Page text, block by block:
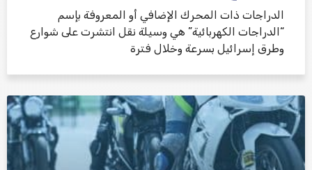
الدراجات ذات المحرك الإضافي أو المعروفة بإسم
“الدراجات الكهربائية” هي وسيلة نقل انتشرت على شوارع
وطرق إسرائيل بسرعة وخلال فترة